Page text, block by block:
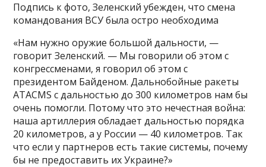
Подпись к фото, Зеленский убежден, что смена
командования ВСУ была остро необходима
«Нам нужно оружие большой дальности, —
говорит Зеленский. — Мы говорили об этом с
конгрессменами, я говорил об этом с
президентом Байденом. Дальнобойные ракеты
ATACMS с дальностью до 300 километров нам бы
очень помогли. Потому что это нечестная война:
наша артиллерия обладает дальностью порядка
20 километров, а у России — 40 километров. Так
что если у партнеров есть такие системы, почему
бы не предоставить их Украине?»